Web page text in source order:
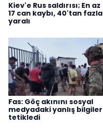
Kiev'e Rus saldırısı; En az
17 can kaybı, 40'tan fazla
yaralı
Fas: Göç akınını sosyal
medyadaki yanlış bilgiler
tetikledi